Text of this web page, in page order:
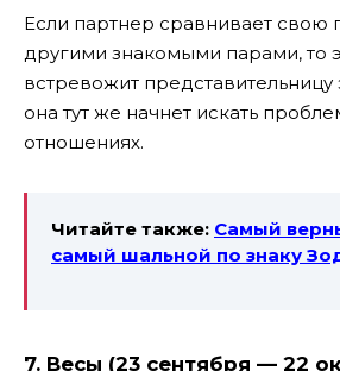
Если партнер сравнивает свою
другими знакомыми парами, то
встревожит представительницу
она тут же начнет искать
отношениях.
Читайте также: Самый
самый шальной по знаку
7. Весы (23 сентября — 22